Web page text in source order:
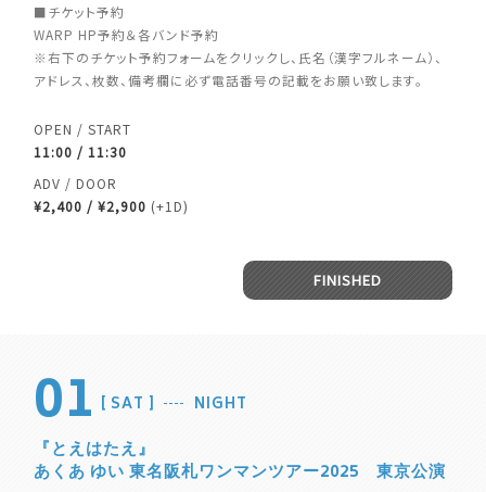
■チケット予約
WARP HP予約＆各バンド予約
※右下のチケット予約フォームをクリックし、氏名（漢字フルネーム）、
アドレス、枚数、備考欄に必ず電話番号の記載をお願い致します。
OPEN / START
11:00 / 11:30
ADV / DOOR
¥2,400 / ¥2,900 (+1D)
FINISHED
01 SAT NIGHT
『とえはたえ』
あくあ ゆい 東名阪札ワンマンツアー2025 東京公演